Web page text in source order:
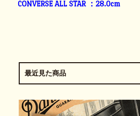
CONVERSE ALL STAR ：28.0cm
最近見た商品